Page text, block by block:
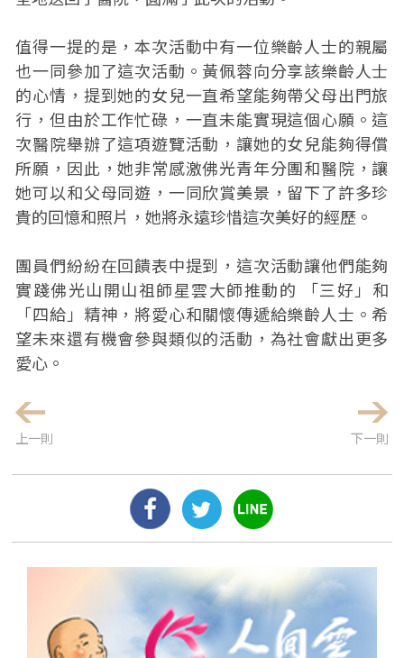
值得一提的是，本次活動中有一位樂齡人士的親屬
也一同參加了這次活動。黃佩蓉向分享該樂齡人士
的心情，提到她的女兒一直希望能夠帶父母出門旅
行，但由於工作忙碌，一直未能實現這個心願。這
次醫院舉辦了這項遊覽活動，讓她的女兒能夠得償
所願，因此，她非常感激佛光青年分團和醫院，讓
她可以和父母同遊，一同欣賞美景，留下了許多珍
貴的回憶和照片，她將永遠珍惜這次美好的經歷。
團員們紛紛在回饋表中提到，這次活動讓他們能夠
實踐佛光山開山祖師星雲大師推動的 「三好」和
「四給」精神，將愛心和關懷傳遞給樂齡人士。希
望未來還有機會參與類似的活動，為社會獻出更多
愛心。
上一則 下一則